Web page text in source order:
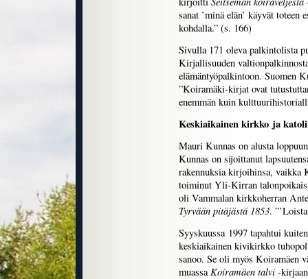
sanat ’minä elän’ käyvät
kohdalla.” (s. 166)
Sivulla 171 oleva palkintolista
Kirjallisuuden
elämäntyöpalkintoon. Suomen
”Koiramäki-kirjat ovat
enemmän kuin
Keskiaikainen kirkko ja
Mauri Kunnas on alusta
Kunnas on sijoittanut
rakennuksia kirjoihinsa, vaikka
toiminut Yli-Kirran
oli Vammalan kirkkoherran
Tyrvään pitäjästä 1853.
Syyskuussa 1997 tapahtui
keskiaikainen kivikirkko
sanoo. Se oli myös Koiramäen
muassaKoiramäen talvi -